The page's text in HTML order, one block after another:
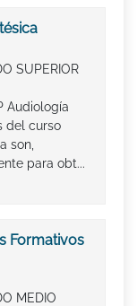
SUPERIOR
Audiología
del curso
son,
para obt...
Formativos
MEDIO